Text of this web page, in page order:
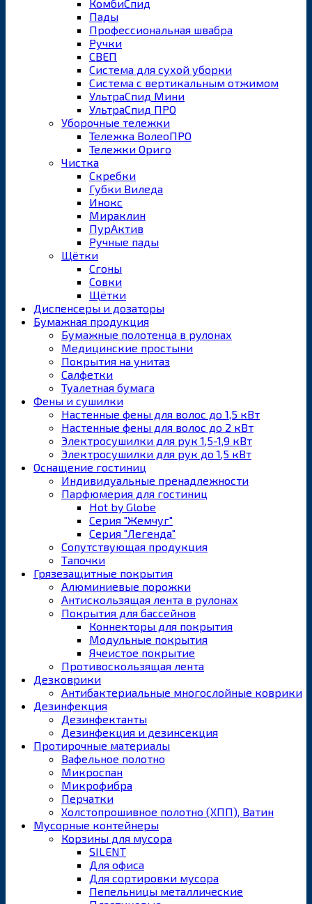
КомбиСпид
Пады
Профессиональная швабра
Ручки
СВЕП
Система для сухой уборки
Система с вертикальным отжимом
УльтраСпид Мини
УльтраСпид ПРО
Уборочные тележки
Тележка ВолеоПРО
Тележки Ориго
Чистка
Скребки
Губки Виледа
Инокс
Мираклин
ПурАктив
Ручные пады
Щётки
Сгоны
Совки
Щётки
Диспенсеры и дозаторы
Бумажная продукция
Бумажные полотенца в рулонах
Медицинские простыни
Покрытия на унитаз
Салфетки
Туалетная бумага
Фены и сушилки
Настенные фены для волос до 1,5 кВт
Настенные фены для волос до 2 кВт
Электросушилки для рук 1,5-1,9 кВт
Электросушилки для рук до 1,5 кВт
Оснащение гостиниц
Индивидуальные пренадлежности
Парфюмерия для гостиниц
Hot by Globe
Серия "Жемчуг"
Серия "Легенда"
Сопутствующая продукция
Тапочки
Грязезащитные покрытия
Алюминиевые порожки
Антискользящая лента в рулонах
Покрытия для бассейнов
Коннекторы для покрытия
Модульные покрытия
Ячеистое покрытие
Противоскользящая лента
Дезковрики
Антибактериальные многослойные коврики
Дезинфекция
Дезинфектанты
Дезинфекция и дезинсекция
Протирочные материалы
Вафельное полотно
Микроспан
Микрофибра
Перчатки
Холстопрошивное полотно (ХПП), Ватин
Мусорные контейнеры
Корзины для мусора
SILENT
Для офиса
Для сортировки мусора
Пепельницы металлические